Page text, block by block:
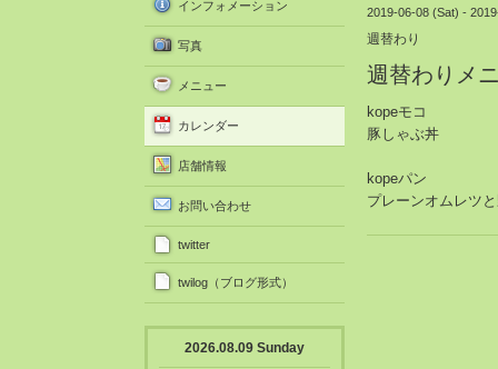
2019-06-08 (Sat) -
週替わり
週替わりメ
kopeモコ
豚しゃぶ丼
kopeパン
プレーンオムレツ
インフォメーション
写真
メニュー
カレンダー
店舗情報
お問い合わせ
twitter
twilog（ブログ形式）
2026.08.09 Sunday